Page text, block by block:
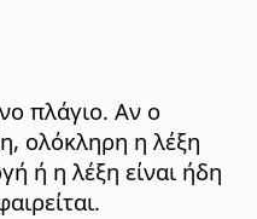
πλάγιο. Αν ο
ολόκληρη η λέξη
ή η λέξη είναι ήδη